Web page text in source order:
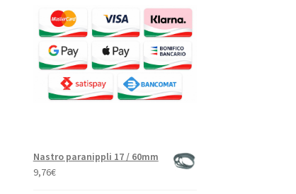
Nastro paranippli 17 / 60mm
9,76€